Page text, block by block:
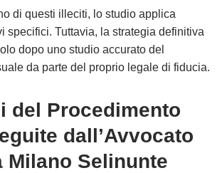
di questi illeciti, lo studio applica
specifici. Tuttavia, la strategia definitiva
dopo uno studio accurato del
da parte del proprio legale di fiducia.
del Procedimento
dall’Avvocato
Milano Selinunte